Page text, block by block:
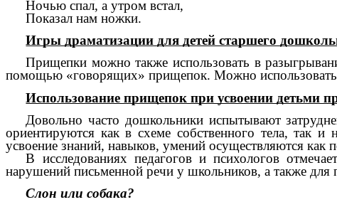
Ночью спал, а утром встал,
Показал нам ножки.
Игры драматизации для детей старшего
Прищепки можно также использовать в
помощью «говорящих» прищепок. Можно использовать
Использование прищепок при усвоении детьми
Довольно часто дошкольники испытывают
ориентируются как в схеме собственного тела, так и
усвоение знаний, навыков, умений осуществляются как
В исследованиях педагогов и психологов
нарушений письменной речи у школьников, а также
Слон или собака?